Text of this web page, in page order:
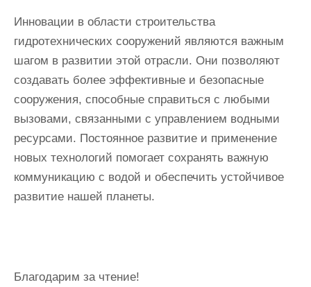
Инновации в области строительства
гидротехнических сооружений являются важным
шагом в развитии этой отрасли. Они позволяют
создавать более эффективные и безопасные
сооружения, способные справиться с любыми
вызовами, связанными с управлением водными
ресурсами. Постоянное развитие и применение
новых технологий помогает сохранять важную
коммуникацию с водой и обеспечить устойчивое
развитие нашей планеты.
Благодарим за чтение!